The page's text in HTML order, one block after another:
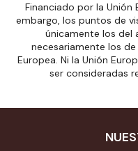
Financiado por la Unión
embargo, los puntos de
únicamente los del
necesariamente los
Europea. Ni la Unión
ser consideradas